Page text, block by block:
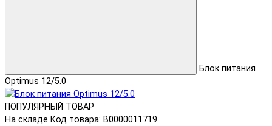
Блок питания
Optimus 12/5.0
ПОПУЛЯРНЫЙ ТОВАР
На складе Код товара: В0000011719